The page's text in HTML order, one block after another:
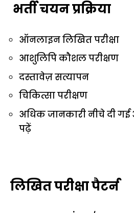
भर्ती चयन प्रक्रिया
ऑनलाइन लिखित परीक्षा
आशुलिपि कौशल परीक्षण
दस्तावेज़ सत्यापन
चिकित्सा परीक्षण
अधिक जानकारी नीचे दी
पढ़ें
लिखित परीक्षा पैटर्न